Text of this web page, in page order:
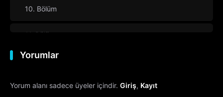
10. Bölüm
11. Bölüm
12. Bölüm
13. Bölüm
Yorumlar
Yorum alanı sadece üyeler içindir. Giriş, Kayıt